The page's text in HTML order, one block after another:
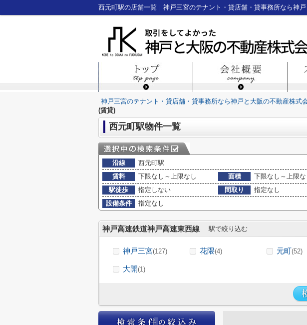
西元町駅の店舗一覧｜神戸三宮のテナント・貸店舗・貸事務所なら神
神戸三宮のテナント・貸店舗・貸事務所なら神戸と大阪の不動産株式
(賃貸)
西元町駅物件一覧
沿線
西元町駅
賃料
下限なし～上限なし 面積 下限なし～上限な
駅徒歩
指定しない 間取り
指定なし
設備条件
指定なし
神戸高速鉄道神戸高速東西線 駅で絞り込む
神戸三宮(127) 花隈(4) 元町(52)
大開(1)